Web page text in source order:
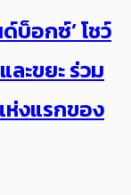
บ็อกซ์’ โชว์
ะขยะ ร่วม
งแรกของ